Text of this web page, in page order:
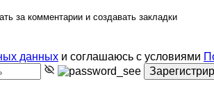
за комментарии и создавать закладки
данных и соглашаюсь с условиями